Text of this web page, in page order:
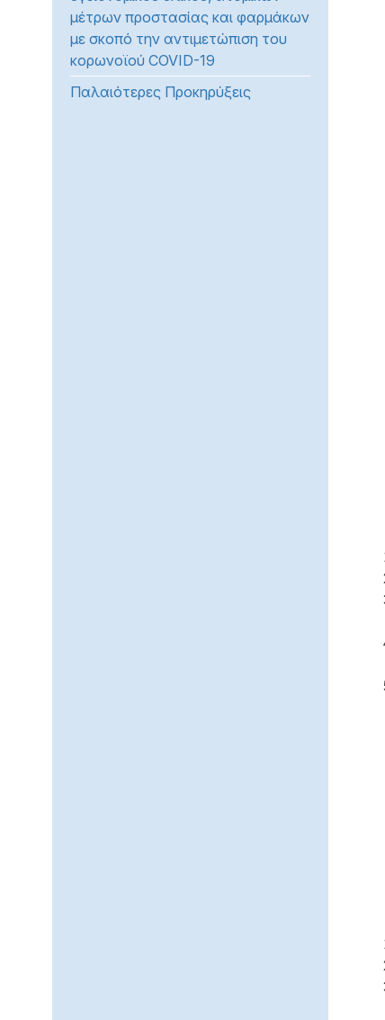
προβλήματα
χρησιμοποιούν
μέτρων προστασίας και φαρμάκων
με σκοπό την αντιμετώπιση του
κορωνοϊού COVID-19
Παλαιότερες Προκηρύξεις